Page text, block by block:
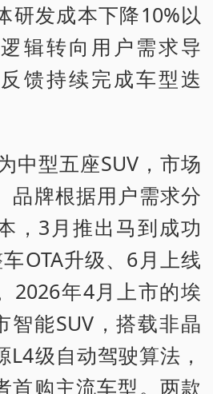
研发成本下降10%以
辑转向用户需求导
馈持续完成车型迭
中型五座SUV，市场
品牌根据用户需求分
，3月推出马到成功
OTA升级、6月上线
2026年4月上市的埃
智能SUV，搭载非晶
级自动驾驶算法，
首购主流车型。两款